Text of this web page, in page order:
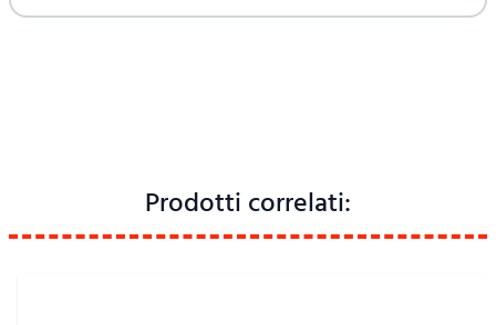
Prodotti correlati: